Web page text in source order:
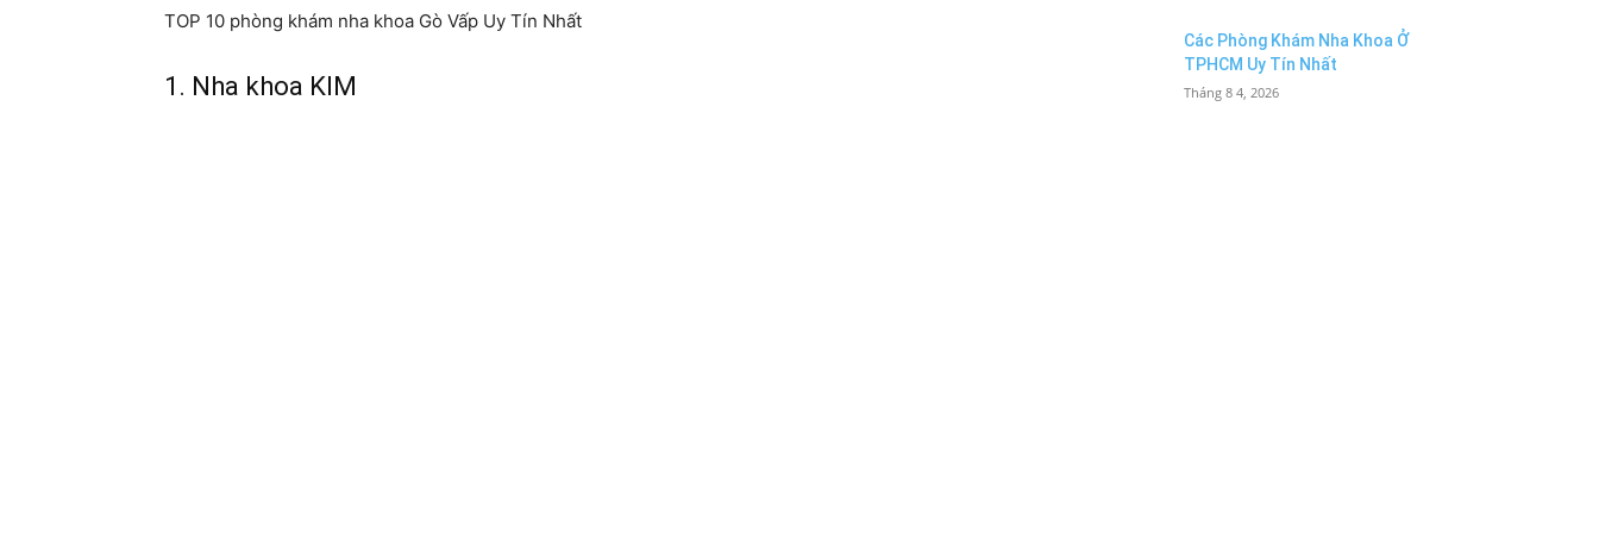
TOP 10 phòng khám nha khoa Gò Vấp Uy Tín Nhất
1. Nha khoa KIM
Các Phòng Khám Nha Khoa Ở
TPHCM Uy Tín Nhất
Tháng 8 4, 2026